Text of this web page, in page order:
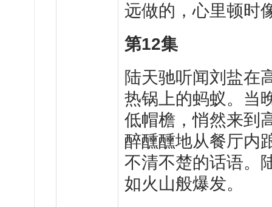
远做的，心里顿时
第12集
陆天驰听闻刘盐在
热锅上的蚂蚁。当
低帽檐，悄然来到
醉醺醺地从餐厅内
不清不楚的话语。
如火山般爆发。